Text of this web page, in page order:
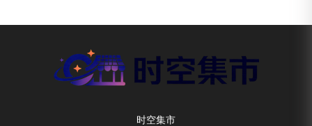
时空集市